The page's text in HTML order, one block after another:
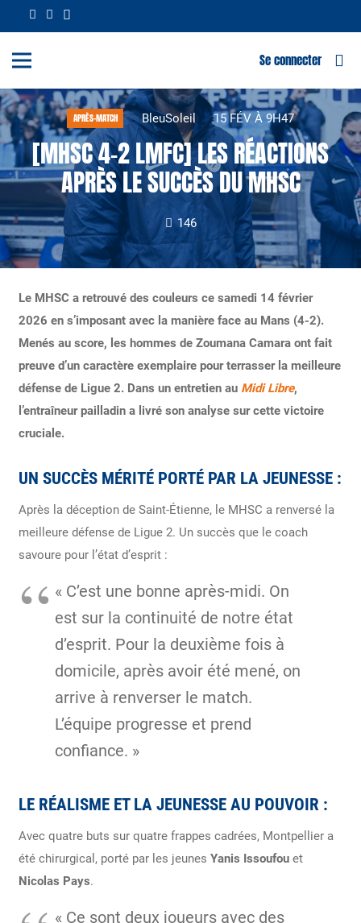
Se connecter
APRÈS-MATCH BleuSoleil 15 FÉV À 9H47
[MHSC 4-2 LMFC] LES RÉACTIONS
APRÈS LE SUCCÈS DU MHSC
146
Le MHSC a retrouvé des couleurs ce samedi 14 février
2026 en s’imposant avec la manière face au Mans (4-2).
Menés au score, les hommes de Zoumana Camaraont fait
preuve d’un caractère exemplaire pour terrasser la meilleure
défense de Ligue 2.Dans un entretien au Midi Libre,
l’entraîneur pailladin a livré son analyse sur cette victoire
cruciale.
UN SUCCÈS MÉRITÉ PORTÉ PAR LA JEUNESSE :
Après la déception de Saint-Étienne, le MHSC a renversé la
meilleure défense de Ligue 2. Un succès que le coach
savoure pour l’état d’esprit :
« C’est une bonne après-midi. On
est sur la continuité de notre état
d’esprit. Pour la deuxième fois à
domicile, après avoir été mené, on
arrive à renverser le match.
L’équipe progresse et prend
confiance. »
LE RÉALISME ET LA JEUNESSE AU POUVOIR :
Avec quatre buts sur quatre frappes cadrées, Montpellier a
été chirurgical, porté par les jeunes Yanis Issoufouet
Nicolas Pays.
« Ce sont deux joueurs avec des